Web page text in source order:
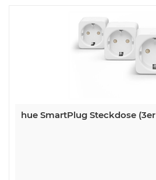
hue SmartPlug Steckdose